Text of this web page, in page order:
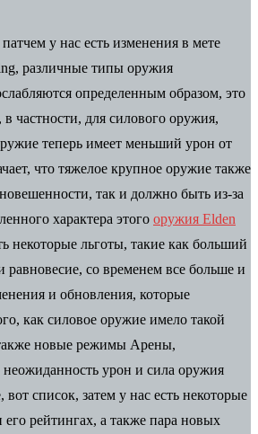
у нас есть изменения в мете
различные типы оружия
определенным образом, это
частности, для силового оружия,
теперь имеет меньший урон от
что тяжелое крупное оружие также
так и должно быть из-за
характера этого оружия Elden
некоторые льготы, такие как больший
равновесие, со временем все больше и
и обновления, которые
как силовое оружие имело такой
новые режимы Арены,
урон и сила оружия
вот список, затем у нас есть некоторые
рейтингах, а также пара новых